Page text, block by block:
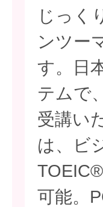
じっく
ンツー
す。日
テムで
受講い
は、ビ
可能。